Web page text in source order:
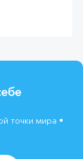
точки мира •